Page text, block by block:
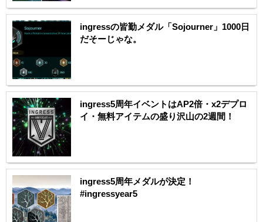
ingressの皆勤メダル「Sojourner」1000日
だそーじゃな。
ingress5周年イベントはAP2倍・x2デプロ
イ・無料アイテムの盛り沢山の2週間！
ingress5周年メダルが決定！
#ingressyear5